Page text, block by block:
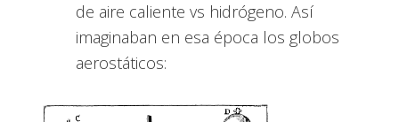
de aire caliente vs hidrógeno. Así
imaginaban en esa época los globos
aerostáticos: